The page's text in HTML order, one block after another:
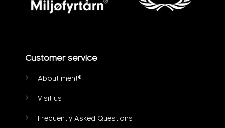
Customer service
About ment®
Visit us
Frequently Asked Questions